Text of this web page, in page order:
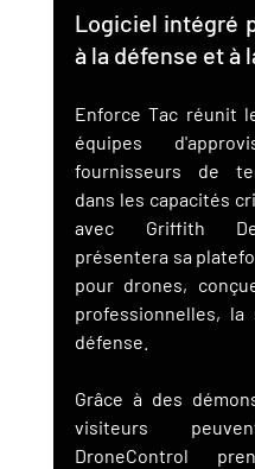
Logiciel intégré
à la défense et à
Enforce Tac réunit
équipes
fournisseurs de
dans les capacités
avec Griffith
présentera sa
pour drones,
professionnelles,
défense.
Grâce à des
visiteurs
DroneControl